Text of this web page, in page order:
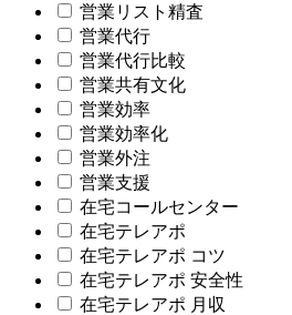
営業リスト精査
営業代行
営業代行比較
営業共有文化
営業効率
営業効率化
営業外注
営業支援
在宅コールセンター
在宅テレアポ
在宅テレアポ コツ
在宅テレアポ 安全性
在宅テレアポ 月収